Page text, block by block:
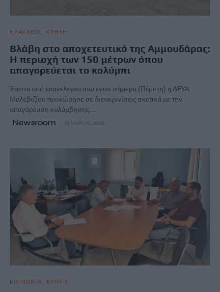
ΗΡΑΚΛΕΙΟ ΚΡΗΤΗ
Βλάβη στο αποχετευτικό της Αμμουδάρας:
Η περιοχή των 150 μέτρων όπου
απαγορεύεται το κολύμπι
Έπειτα από επανέλεγχο που έγινε σήμερα (Πέμπτη) η ΔΕΥΑ
Μαλεβιζίου προχώρησε σε διευκρινίσεις σχετικά με την
απαγόρευση κολύμβησης…
Newsroom 23 Ιουλίου, 2026
ΚΟΙΝΩΝΙΑ ΚΡΗΤΗ